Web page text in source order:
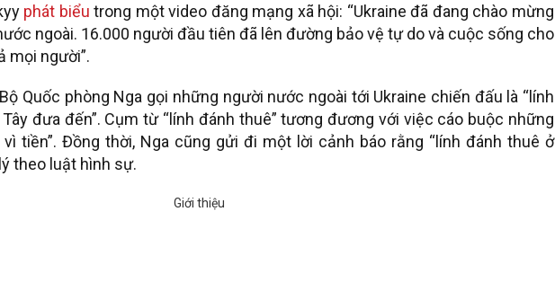
phát biểu trong một video đăng mạng xã hội: “Ukraine đã đang chào mừng
ngoài. 16.000 người đầu tiên đã lên đường bảo vệ tự do và cuộc sống cho
mọi người”.
Quốc phòng Nga gọi những người nước ngoài tới Ukraine chiến đấu là “lính
đưa đến”. Cụm từ “lính đánh thuê” tương đương với việc cáo buộc những
tiền”. Đồng thời, Nga cũng gửi đi một lời cảnh báo rằng “lính đánh thuê ở
theo luật hình sự.